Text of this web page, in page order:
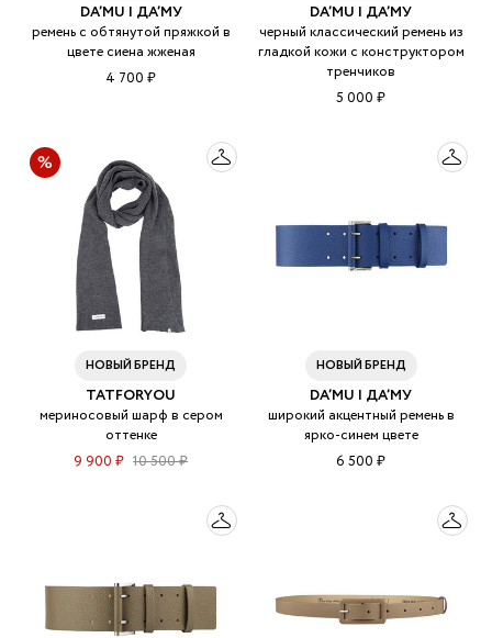
DA’MU | ДА’МУ
ремень с обтянутой пряжкой в
цвете сиена жженая
4 700 ₽
DA’MU | ДА’МУ
черный классический ремень из
гладкой кожи с конструктором
тренчиков
5 000 ₽
НОВЫЙ БРЕНД
TATFORYOU
мериносовый шарф в сером
оттенке
9 900 ₽ 10 500 ₽
НОВЫЙ БРЕНД
DA’MU | ДА’МУ
широкий акцентный ремень в
ярко-синем цвете
6 500 ₽